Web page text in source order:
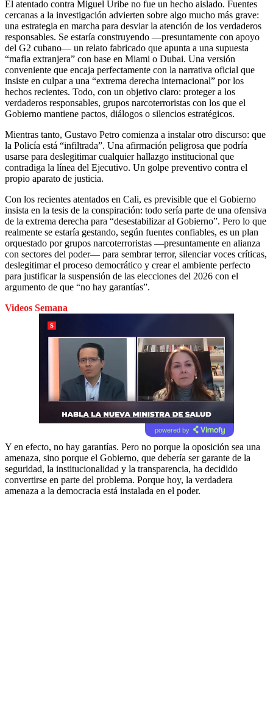
El atentado contra Miguel Uribe no fue un hecho aislado. Fuentes
cercanas a la investigación advierten sobre algo mucho más grave:
una estrategia en marcha para desviar la atención de los verdaderos
responsables. Se estaría construyendo —presuntamente con apoyo
del G2 cubano— un relato fabricado que apunta a una supuesta
“mafia extranjera” con base en Miami o Dubai. Una versión
conveniente que encaja perfectamente con la narrativa oficial que
insiste en culpar a una “extrema derecha internacional” por los
hechos recientes. Todo, con un objetivo claro: proteger a los
verdaderos responsables, grupos narcoterroristas con los que el
Gobierno mantiene pactos, diálogos o silencios estratégicos.
Mientras tanto, Gustavo Petro comienza a instalar otro discurso: que
la Policía está “infiltrada”. Una afirmación peligrosa que podría
usarse para deslegitimar cualquier hallazgo institucional que
contradiga la línea del Ejecutivo. Un golpe preventivo contra el
propio aparato de justicia.
Con los recientes atentados en Cali, es previsible que el Gobierno
insista en la tesis de la conspiración: todo sería parte de una ofensiva
de la extrema derecha para “desestabilizar al Gobierno”. Pero lo que
realmente se estaría gestando, según fuentes confiables, es un plan
orquestado por grupos narcoterroristas —presuntamente en alianza
con sectores del poder— para sembrar terror, silenciar voces críticas,
deslegitimar el proceso democrático y crear el ambiente perfecto
para justificar la suspensión de las elecciones del 2026 con el
argumento de que “no hay garantías”.
Videos Semana
powered by
Y en efecto, no hay garantías. Pero no porque la oposición sea una
amenaza, sino porque el Gobierno, que debería ser garante de la
seguridad, la institucionalidad y la transparencia, ha decidido
convertirse en parte del problema. Porque hoy, la verdadera
amenaza a la democracia está instalada en el poder.